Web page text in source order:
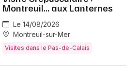
Montreuil... aux Lanternes
Le 14/08/2026
Montreuil-sur-Mer
Visites dans le Pas-de-Calais